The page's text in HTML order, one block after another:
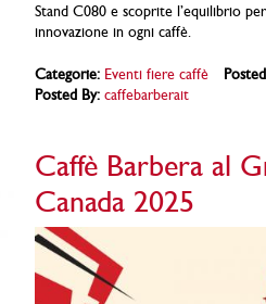
Stand C080 e scoprite l’equilibrio
innovazione in ogni caffè.
Categorie: Eventi fiere caffè
Posted By: caffebarberait
Caffè Barbera al
Canada 2025